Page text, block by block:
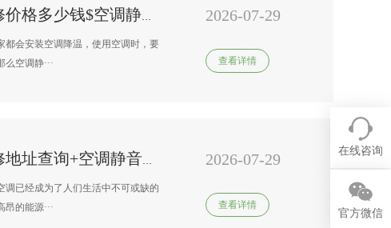
南京格力变频空调上门维修价格多少钱$空调静音模式是什么意思
都会安装空调降温，使用空调时，要
空调静···
2026-07-29
查看详情
南京格力变频空调维修维修地址查询+空调静音模式省电吗
调已经成为了人们生活中不可或缺的
的能源···
2026-07-29
查看详情
在线咨询
官方微信